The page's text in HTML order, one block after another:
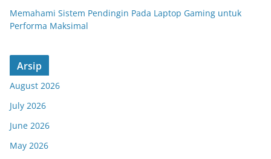
Memahami Sistem Pendingin Pada Laptop Gaming untuk
Performa Maksimal
Arsip
August 2026
July 2026
June 2026
May 2026